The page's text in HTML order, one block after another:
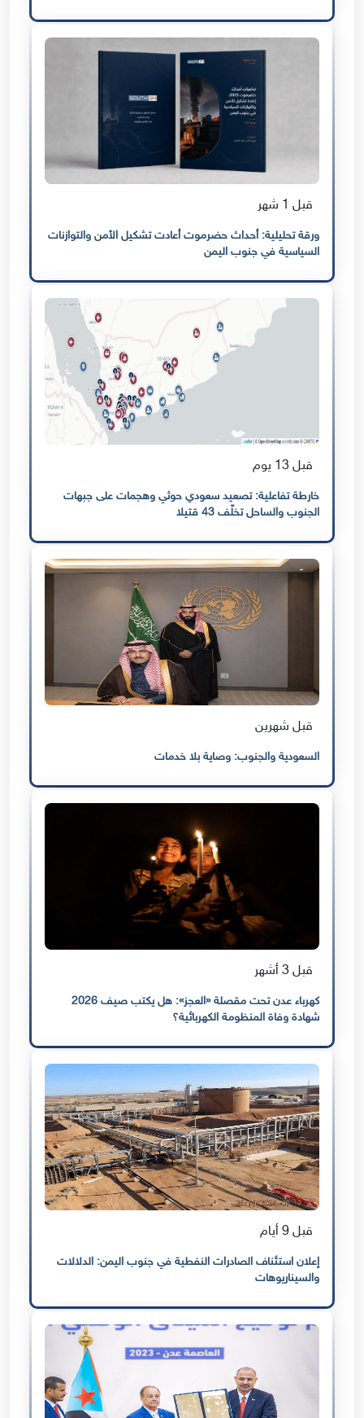
قبل 1 شهر
ورقة تحليلية: أحداث حضرموت أعادت تشكيل الأمن والتوازنات
السياسية في جنوب اليمن
قبل 13 يوم
خارطة تفاعلية: تصعيد سعودي حوثي وهجمات على جبهات
الجنوب والساحل تخلّف 43 قتيلا
قبل شهرين
السعودية والجنوب: وصاية بلا خدمات
قبل 3 أشهر
كهرباء عدن تحت مقصلة «العجز»: هل يكتب صيف 2026
شهادة وفاة المنظومة الكهربائية؟
قبل 9 أيام
إعلان استئناف الصادرات النفطية في جنوب اليمن: الدلالات
والسيناريوهات